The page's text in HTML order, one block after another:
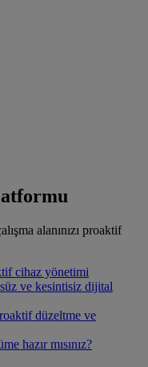
alanınızı proaktif
cihaz yönetimi
ve kesintisiz dijital
düzeltme ve
hazır mısınız?